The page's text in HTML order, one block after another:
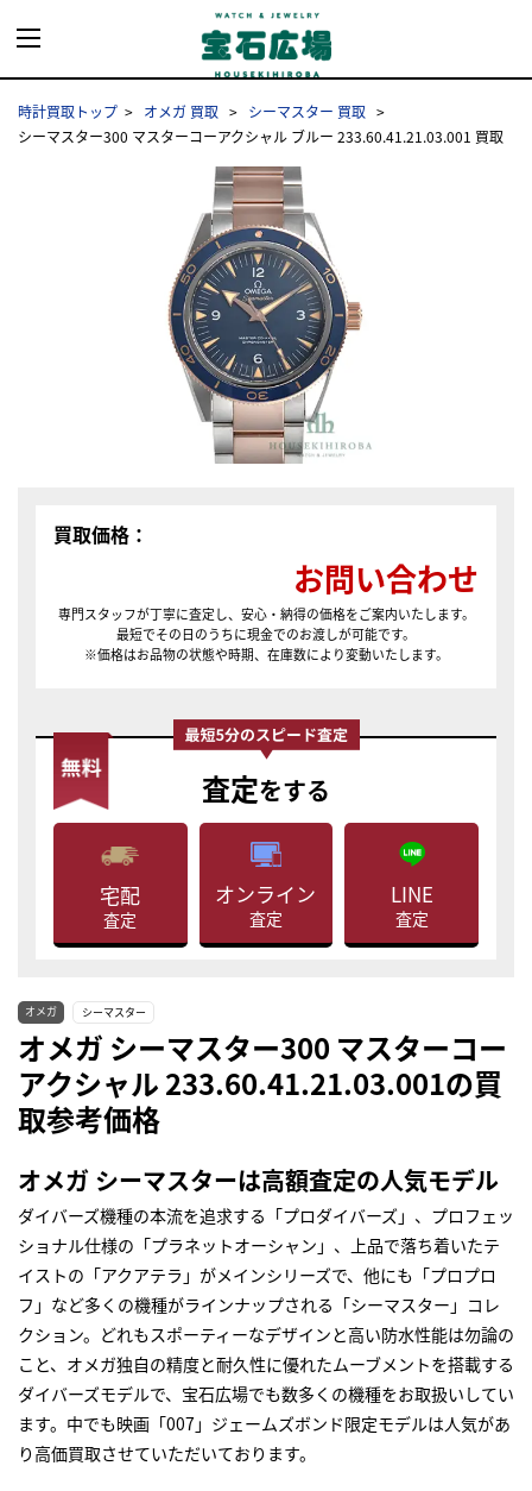
時計買取トップ オメガ 買取
シーマスター 買取
シーマスター300 マスターコーアクシャル ブルー 233.60.41.21.03.001 買取
買取価格：
お問い合わせ
専門スタッフが丁寧に査定し、安心・納得の価格をご案内いたします。
最短でその日のうちに現金でのお渡しが可能です。
※価格はお品物の状態や時期、在庫数により変動いたします。
査定をする
宅配
査定
オンライン
査定
LINE
査定
オメガ シーマスター
オメガ シーマスター300 マスターコー
アクシャル 233.60.41.21.03.001の買
取参考価格
オメガ シーマスターは高額査定の人気モデル
ダイバーズ機種の本流を追求する「プロダイバーズ」、プロフェッ
ショナル仕様の「プラネットオーシャン」、上品で落ち着いたテ
イストの「アクアテラ」がメインシリーズで、他にも「プロプロ
フ」など多くの機種がラインナップされる「シーマスター」コレ
クション。どれもスポーティーなデザインと高い防水性能は勿論の
こと、オメガ独自の精度と耐久性に優れたムーブメントを搭載する
ダイバーズモデルで、宝石広場でも数多くの機種をお取扱いしてい
ます。中でも映画「007」ジェームズボンド限定モデルは人気があ
り高価買取させていただいております。